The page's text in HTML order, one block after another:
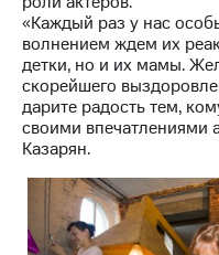
о
погашении
именных
облигаций
Другое
Регистратор
Контакты
развитие
деловая этика
На главную
«Каждый раз у нас
волнением ждем их
детки, но и их мамы.
скорейшего
дарите радость тем,
своими впечатлениями
Казарян.